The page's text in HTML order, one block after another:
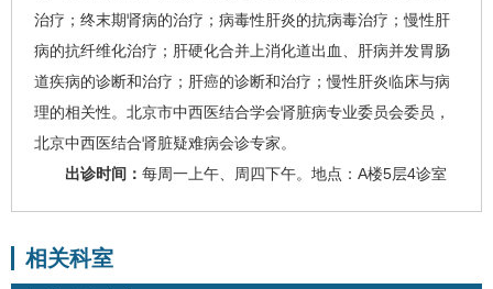
治疗；终末期肾病的治疗； 病毒性肝炎的抗病毒治疗；慢性肝
病的抗纤维化治疗； 肝硬化合并 上消化道出血
、肝病并发胃肠
道疾病的诊断和治疗； 肝癌的诊断和治疗；慢性肝炎临床与病
理的相关性。 北京市中西医结合学会肾脏病专业委员会委员，
北京中西医结合肾脏疑难病会诊专家。
出诊时间： 每周一上午、周四下午。地点：A楼5层4诊室
相关科室